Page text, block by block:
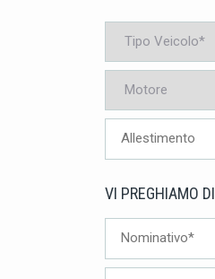
VI PREGHIAMO